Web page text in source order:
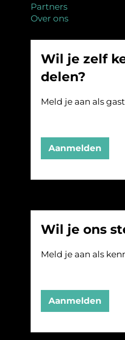
Partners
Over ons
Wil je zelf
delen?
Meld je aan als
Aanmelden
Wil je ons
Meld je aan als
Aanmelden